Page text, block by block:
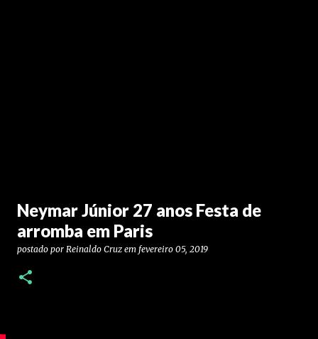
Neymar Júnior 27 anos Festa de
arromba em Paris
postado por Reinaldo Cruz em fevereiro 05, 2019